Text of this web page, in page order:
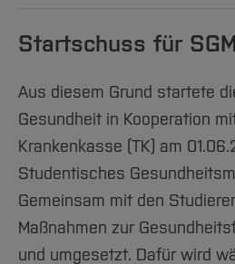
Startschuss für SGM
Aus diesem Grund startete
Gesundheit in Kooperation
Krankenkasse (TK) am
Studentisches
Gemeinsam mit den
Maßnahmen zur
und umgesetzt. Dafür wird